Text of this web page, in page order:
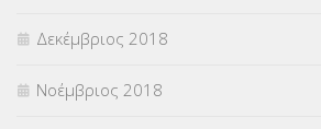
Δεκέμβριος 2018
Νοέμβριος 2018